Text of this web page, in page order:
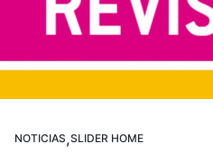
NOTICIAS,SLIDER HOME